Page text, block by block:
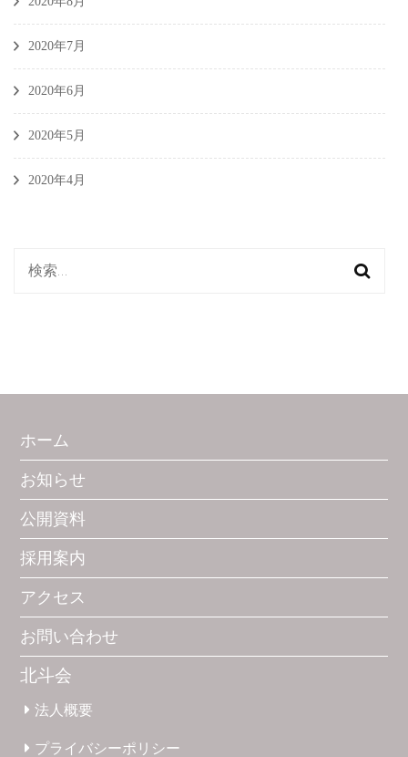
2020年7月
2020年6月
2020年5月
2020年4月
検
ホーム
お知らせ
公開資料
採用案内
アクセス
お問い合わせ
北斗会
法人概要
プライバシーポリシー